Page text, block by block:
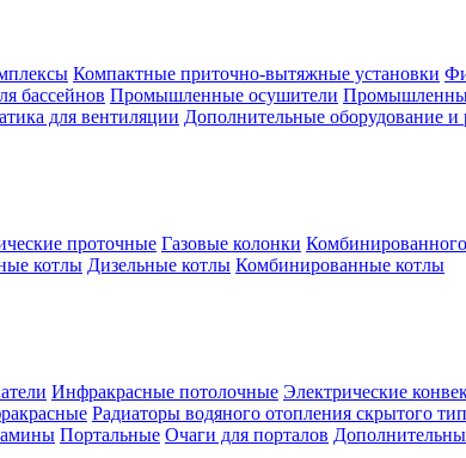
Компактные приточно-вытяжные установки
бассейнов Промышленные осушители
для вентиляции Дополнительные оборудование и
проточные Газовые колонки Комбинированного
котлы Дизельные котлы Комбинированные котлы
Инфракрасные потолочные Электрические
Радиаторы водяного отопления скрытого
Портальные Очаги для порталов